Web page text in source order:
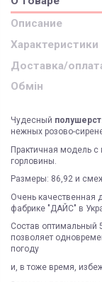
Описание
Характеристики
Доставка/
Обмін
Чудесный
нежных розово-
Практичная модель
горловины.
Размеры: 86,92 и
Очень качественная
фабрике "ДАЙС" в
Состав оптимальный
позволяет
погоду
и, в тоже время,